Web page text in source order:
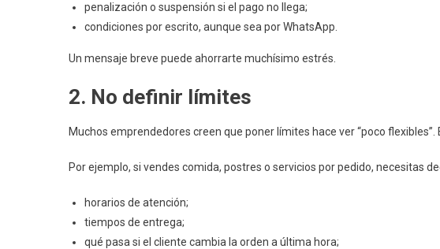
penalización o suspensión si el pago no llega;
condiciones por escrito, aunque sea por WhatsApp.
Un mensaje breve puede ahorrarte muchísimo estrés.
2. No definir límites
Muchos emprendedores creen que poner límites hace ver “poco
Por ejemplo, si vendes comida, postres o servicios por pedido, necesitas
horarios de atención;
tiempos de entrega;
qué pasa si el cliente cambia la orden a última hora;